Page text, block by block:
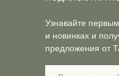
Узнавайте
и новинках и
предложения от